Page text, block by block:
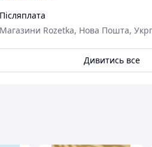
Післяплата
Магазини Rozetka, Нова Пошта,
Дивитись все